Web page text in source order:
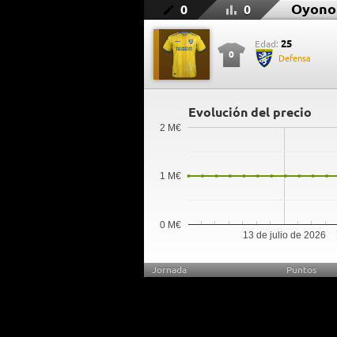
0 0 Oyono
0
Edad: 25
Defensa
Evolución del precio
13 de julio de 2026
0 M€
1 M€
2 M€
Jornada Puntos